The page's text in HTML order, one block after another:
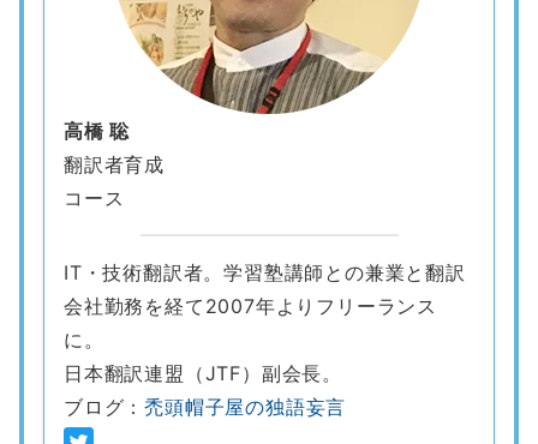
高橋 聡
翻訳者育成
コース
IT・技術翻訳者。学習塾講師との兼業と翻訳
会社勤務を経て2007年よりフリーランス
に。
日本翻訳連盟（JTF）副会長。
ブログ：禿頭帽子屋の独語妄言